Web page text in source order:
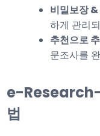
비밀보장 &
하게 관리
추천으로
문조사를
e-Research-
법